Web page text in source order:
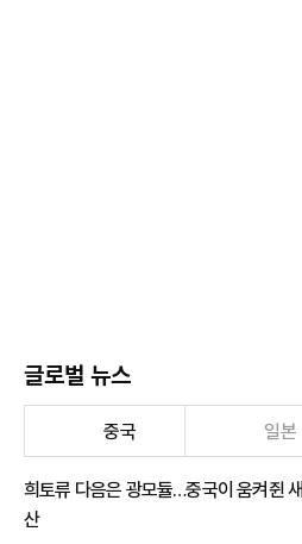
글로벌 뉴스
중국 일본
희토류 다음은 광모듈…중국이 움켜쥔
산